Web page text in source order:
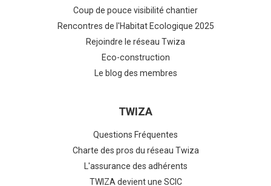
Coup de pouce visibilité chantier
Rencontres de l'Habitat Ecologique 2025
Rejoindre le réseau Twiza
Eco-construction
Le blog des membres
TWIZA
Questions Fréquentes
Charte des pros du réseau Twiza
L'assurance des adhérents
TWIZA devient une SCIC